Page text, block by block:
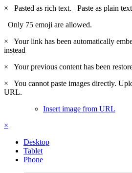
×
Pasted as rich text. Paste as plain
Only 75 emoji are allowed.
×
Your link has been automatically
instead
×
Your previous content has been
×
You cannot paste images directly.
URL.
Insert image from URL
×
Desktop
Tablet
Phone